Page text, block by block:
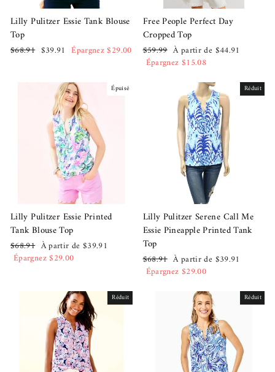
Lilly Pulitzer Essie Tank Blouse
Top
Prix
$68.91 Prix
$39.91 Épargnez $29.00
Free People Perfect Day
Cropped Top
Prix
régulier
$59.99 Prix
réduit
À partir de $44.91
Épargnez $15.08
Épuisé
Lilly Pulitzer Essie Printed
Tank Blouse Top
Prix
régulier
$68.91 Prix
réduit
À partir de $39.91
Épargnez $29.00
Réduit
Lilly Pulitzer Serene Call Me
Essie Pineapple Printed Tank
Top
Prix
régulier
$68.91 Prix
réduit
À partir de $39.91
Épargnez $29.00
Réduit Réduit